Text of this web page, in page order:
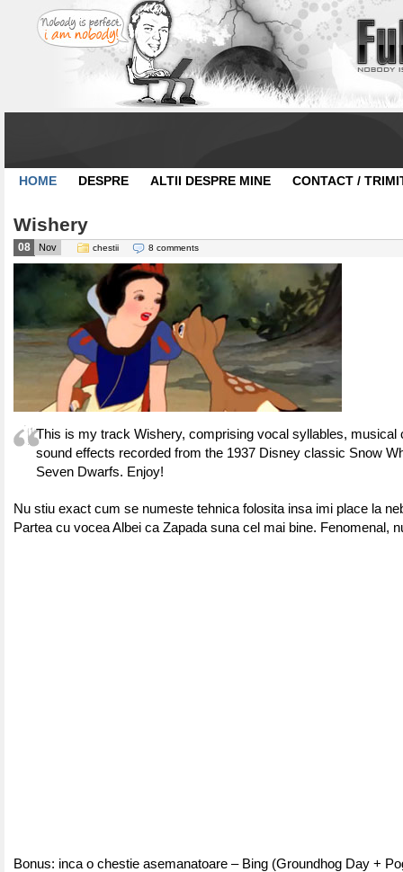
HOME DESPRE ALTII DESPRE MINE CONTACT /
Wishery
08 Nov chestii 8 comments
This is my track Wishery, comprising vocal syllables, musical
sound effects recorded from the 1937 Disney classic Snow
Seven Dwarfs. Enjoy!
Nu stiu exact cum se numeste tehnica folosita insa imi place la
Partea cu vocea Albei ca Zapada suna cel mai bine. Fenomenal,
Bonus: inca o chestie asemanatoare – Bing (Groundhog Day +